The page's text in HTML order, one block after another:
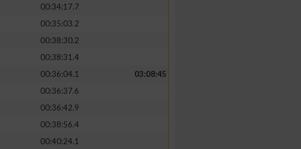
00:34:17.7
00:35:03.2
00:38:30.2
00:38:31.4
00:36:04.1
03:08:45
00:36:37.6
00:36:42.9
00:38:56.4
00:40:24.1